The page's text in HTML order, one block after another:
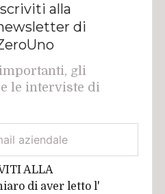
alla
di
gli
le interviste di
ALLA
di aver letto l'